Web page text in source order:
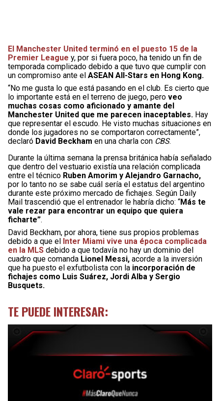
El Manchester United terminó en el puesto 15 de la
Premier League y, por si fuera poco, ha tenido un fin de
temporada complicado debido a que tuvo que cumplir con
un compromiso ante el ASEAN All-Stars en Hong Kong.
“No me gusta lo que está pasando en el club. Es cierto que
lo importante está en el terreno de juego, pero veo
muchas cosas como aficionado y amante del
Manchester United que me parecen inaceptables. Hay
que representar el escudo. He visto muchas situaciones en
donde los jugadores no se comportaron correctamente”,
declaró David Beckham en una charla con CBS.
Durante la última semana la prensa británica había señalado
que dentro del vestuario existía una relación complicada
entre el técnico Ruben Amorim y Alejandro Garnacho,
por lo tanto no se sabe cuál sería el estatus del argentino
durante este próximo mercado de fichajes. Según Daily
Mail trascendió que el entrenador le habría dicho: “Más te
vale rezar para encontrar un equipo que quiera
ficharte”.
David Beckham, por ahora, tiene sus propios problemas
debido a que el Inter Miami vive una época complicada
en la MLS debido a que todavía no hay un dominio del
cuadro que comanda Lionel Messi, acorde a la inversión
que ha puesto el exfutbolista con la incorporación de
fichajes como Luis Suárez, Jordi Alba y Sergio
Busquets.
TE PUEDE INTERESAR: